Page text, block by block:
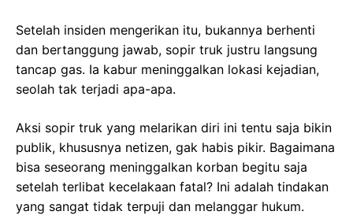
Setelah insiden mengerikan itu, bukannya berhenti
dan bertanggung jawab, sopir truk justru langsung
tancap gas. Ia kabur meninggalkan lokasi kejadian,
seolah tak terjadi apa-apa.
Aksi sopir truk yang melarikan diri ini tentu saja bikin
publik, khususnya netizen, gak habis pikir. Bagaimana
bisa seseorang meninggalkan korban begitu saja
setelah terlibat kecelakaan fatal? Ini adalah tindakan
yang sangat tidak terpuji dan melanggar hukum.